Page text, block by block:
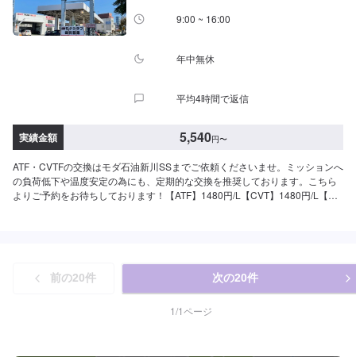
9:00 ~ 16:00
年中無休
平均4時間で返信
実績金額 5,540円〜
ATF・CVTFの交換はモダ石油新川SSまでご依頼くださいませ。ミッションへ
の負荷低下や温度安定の為にも、定期的な交換を推奨しております。こちら
よりご予約をお待ちしております！【ATF】1480円/L【CVT】1480円/L【交
前の20件 次の20件
1/1ページ